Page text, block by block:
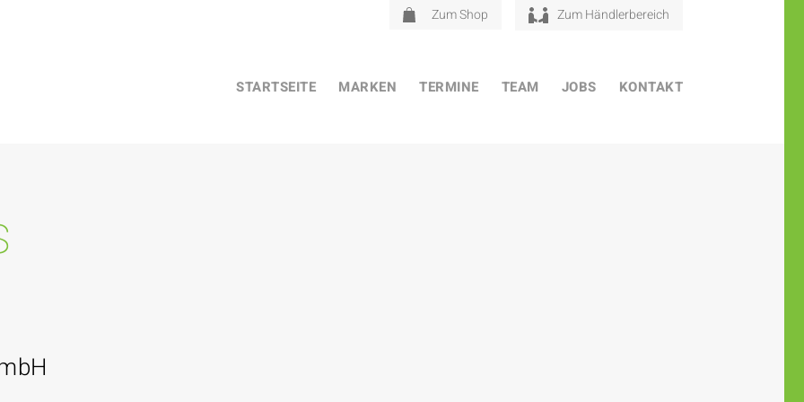
Zum Shop Zum Händlerbereich
STARTSEITE MARKEN TERMINE TEAM JOBS KONTAKT